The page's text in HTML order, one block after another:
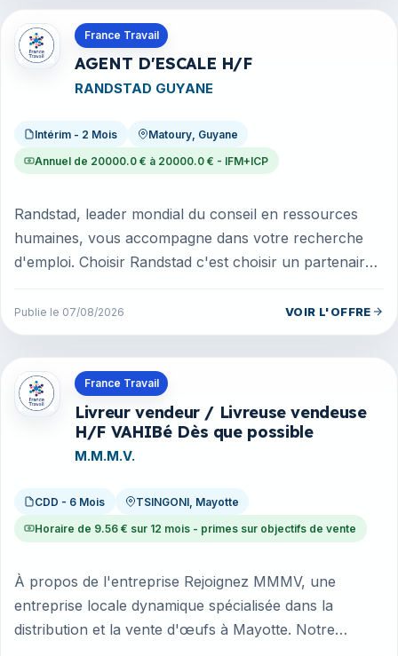
France Travail
AGENT D'ESCALE H/F
RANDSTAD GUYANE
Intérim - 2 Mois Matoury, Guyane
Annuel de 20000.0 € à 20000.0 € - IFM+ICP
Randstad, leader mondial du conseil en ressources
humaines, vous accompagne dans votre recherche
d'emploi. Choisir Randstad c'est choisir un partenaire
Publie le 07/08/2026 VOIR L'OFFRE
Offres en Guyane
France Travail
Livreur vendeur / Livreuse vendeuse
H/F VAHIBé Dès que possible
M.M.M.V.
CDD - 6 Mois TSINGONI, Mayotte
Horaire de 9.56 € sur 12 mois - primes sur objectifs de vente
À propos de l'entreprise Rejoignez MMMV, une
entreprise locale dynamique spécialisée dans la
distribution et la vente d'œufs à Mayotte. Notre
Offres en Mayotte